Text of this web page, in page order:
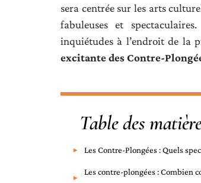
sera centrée sur les arts
fabuleuses et
inquiétudes à l’endroit de la
excitante des Contre-
Table des
Les Contre-Plongées : Quels
Les contre-plongées : Combien